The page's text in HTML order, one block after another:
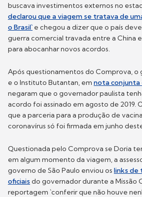
buscava investimentos externos no
declarou que a viagem se tratava de
o Brasil` e chegou a dizer que o país
guerra comercial travada entre a China e
para abocanhar novos acordos.
Após questionamentos do Comprova, o
e o Instituto Butantan, em nota conjunta
negaram que o governador paulista
acordo foi assinado em agosto de 2019.
que a parceria para a produção de
coronavírus só foi firmada em junho
Questionada pelo Comprova se Doria
em algum momento da viagem, a
governo de São Paulo enviou os links de
oficiais do governador durante a Missão
reportagem `conferir que não houve